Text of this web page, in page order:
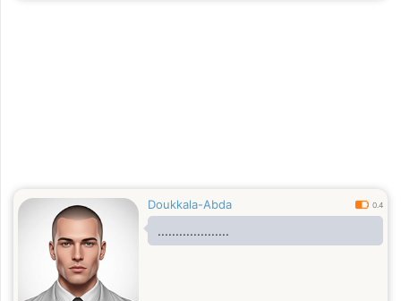
Doukkala-Abda 0.4
....................